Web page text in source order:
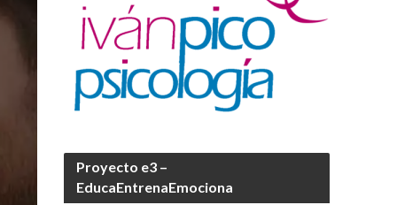
Proyecto e3 –
EducaEntrenaEmociona